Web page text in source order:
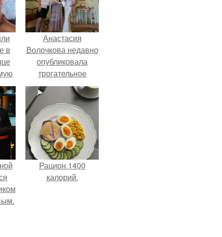
в
Анастасия
Волочкова недавно
опубликовала
трогательное
совместное фото
со своей мамой, к
которой она
приехала в гости.
Рацион 1400
калорий.